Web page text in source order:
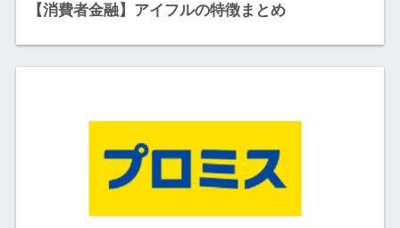
【消費者金融】アイフルの特徴まとめ